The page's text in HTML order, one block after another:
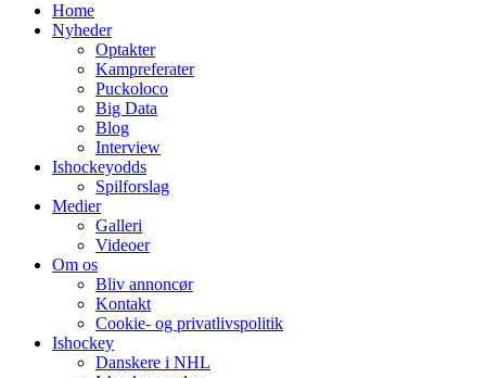
Home
Nyheder
Optakter
Kampreferater
Puckoloco
Big Data
Blog
Interview
Ishockeyodds
Spilforslag
Medier
Galleri
Videoer
Om os
Bliv annoncør
Kontakt
Cookie- og privatlivspolitik
Ishockey
Danskere i NHL